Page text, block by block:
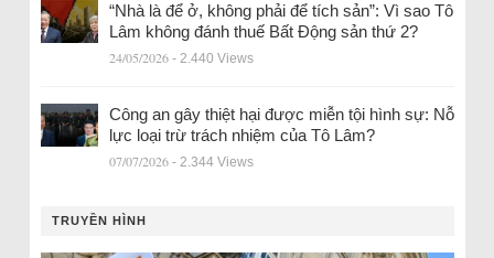
“Nhà là để ở, không phải để tích sản”: Vì sao Tô
Lâm không đánh thuế Bất Động sản thứ 2?
24/05/2026 - 2.440 Views
Công an gây thiệt hại được miễn tội hình sự: Nỗ
lực loại trừ trách nhiệm của Tô Lâm?
07/07/2026 - 2.344 Views
TRUYỀN HÌNH